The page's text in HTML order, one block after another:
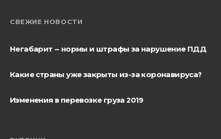
СВЕЖИЕ НОВОСТИ
Негабарит — нормы и штрафы за нарушение ПДД
Какие страны уже закрыты из-за коронавируса?
Изменения в перевозке груза 2019